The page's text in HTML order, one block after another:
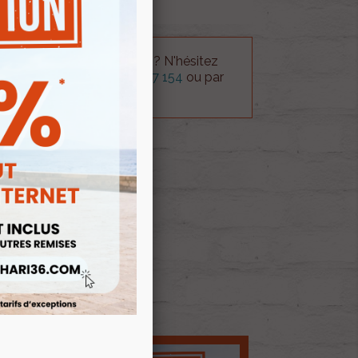
technique sur le produit ? N'hésitez
technique au
0254 277 154 ou par
AU PANIER
D'ENVIES